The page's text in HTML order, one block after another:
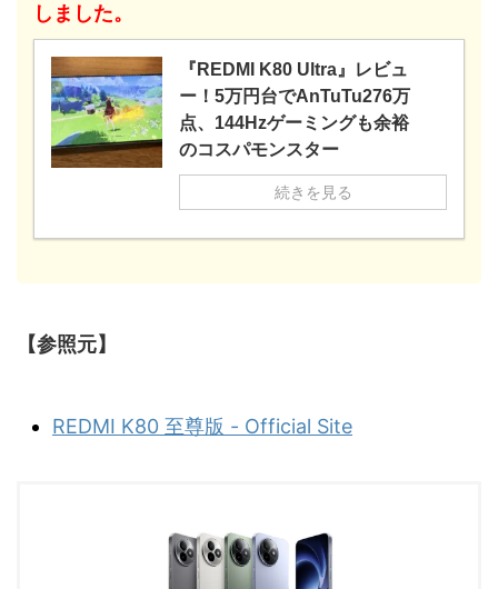
しました。
『REDMI K80 Ultra』レビュ
ー！5万円台でAnTuTu276万
点、144Hzゲーミングも余裕
のコスパモンスター
続きを見る
【参照元】
REDMI K80 至尊版 - Official Site